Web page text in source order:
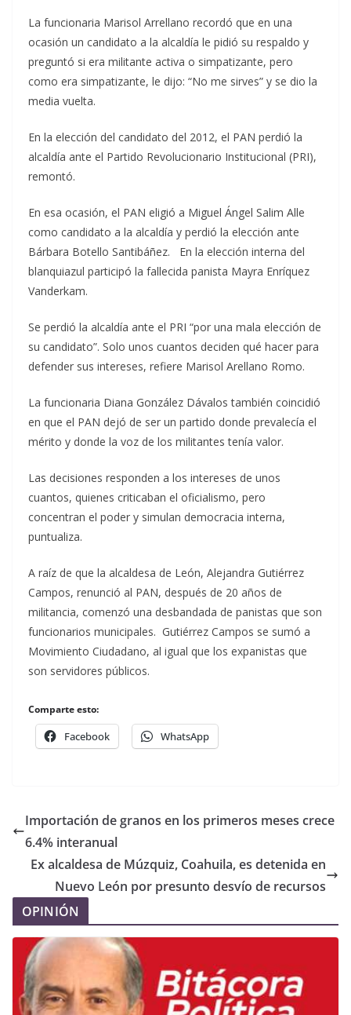
La funcionaria Marisol Arrellano recordó que en una
ocasión un candidato a la alcaldía le pidió su respaldo y
preguntó si era militante activa o simpatizante, pero
como era simpatizante, le dijo: “No me sirves” y se dio la
media vuelta.
En la elección del candidato del 2012, el PAN perdió la
alcaldía ante el Partido Revolucionario Institucional (PRI),
remontó.
En esa ocasión, el PAN eligió a Miguel Ángel Salim Alle
como candidato a la alcaldía y perdió la elección ante
Bárbara Botello Santibáñez. En la elección interna del
blanquiazul participó la fallecida panista Mayra Enríquez
Vanderkam.
Se perdió la alcaldía ante el PRI “por una mala elección de
su candidato”. Solo unos cuantos deciden qué hacer para
defender sus intereses, refiere Marisol Arellano Romo.
La funcionaria Diana González Dávalos también coincidió
en que el PAN dejó de ser un partido donde prevalecía el
mérito y donde la voz de los militantes tenía valor.
Las decisiones responden a los intereses de unos
cuantos, quienes criticaban el oficialismo, pero
concentran el poder y simulan democracia interna,
puntualiza.
A raíz de que la alcaldesa de León, Alejandra Gutiérrez
Campos, renunció al PAN, después de 20 años de
militancia, comenzó una desbandada de panistas que son
funcionarios municipales. Gutiérrez Campos se sumó a
Movimiento Ciudadano, al igual que los expanistas que
son servidores públicos.
Comparte esto:
Facebook WhatsApp
Importación de granos en los primeros meses crece
6.4% interanual
Ex alcaldesa de Múzquiz, Coahuila, es detenida en
Nuevo León por presunto desvío de recursos
OPINIÓN